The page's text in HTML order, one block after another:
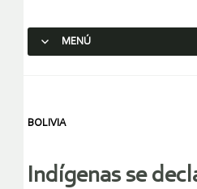
MENÚ
BOLIVIA
Indígenas se